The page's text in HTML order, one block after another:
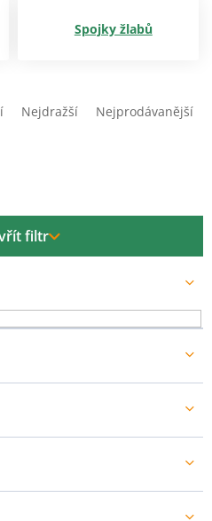
Spojky žlabů
Nejdražší Nejprodávanější
filtr